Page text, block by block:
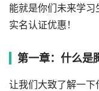
能就是你们未来学
实名认证优惠！
第一章：什么是
让我们大致了解一